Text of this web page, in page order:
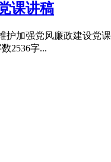
课讲稿
护加强党风廉政建设党
2536字...